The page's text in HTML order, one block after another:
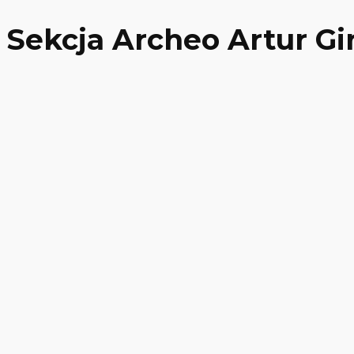
Sekcja Archeo Artur